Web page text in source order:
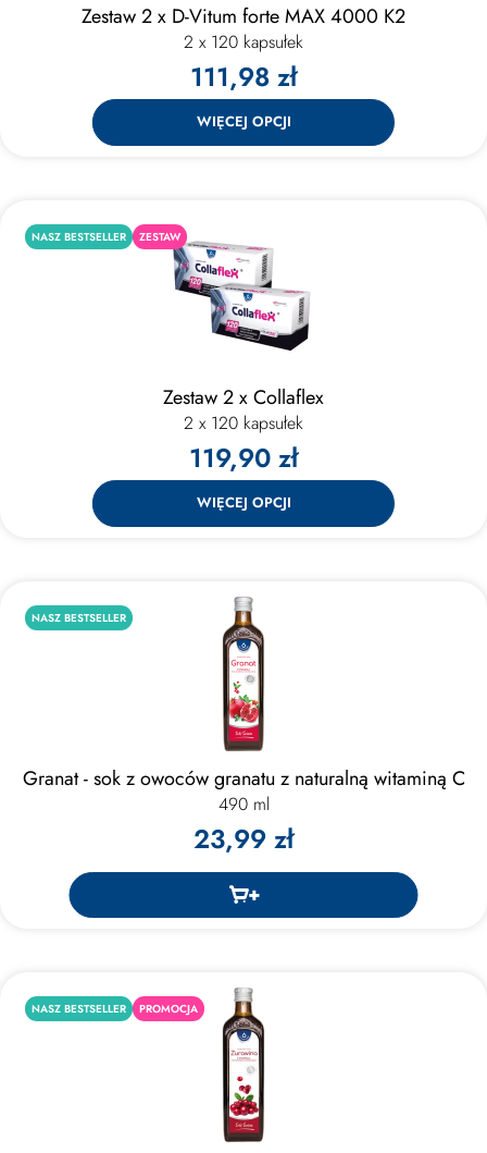
Zestaw 2 x D-Vitum forte MAX 4000 K2
2 x 120 kapsułek
111,98 zł
WIĘCEJ OPCJI
NASZ BESTSELLER ZESTAW
Zestaw 2 x Collaflex
2 x 120 kapsułek
119,90 zł
WIĘCEJ OPCJI
NASZ BESTSELLER
Granat - sok z owoców granatu z naturalną witaminą C
490 ml
23,99 zł
NASZ BESTSELLER PROMOCJA